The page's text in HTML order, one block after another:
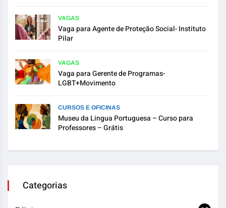
VAGAS
Vaga para Agente de Proteção Social- Instituto
Pilar
VAGAS
Vaga para Gerente de Programas-
LGBT+Movimento
CURSOS E OFICINAS
Museu da Lingua Portuguesa – Curso para
Professores – Grátis
Categorias